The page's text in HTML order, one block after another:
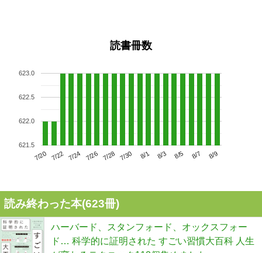
読書冊数
7/20 7/22 7/24 7/26 7/28 7/30 8/1 8/3 8/5 8/7 8/9
621.5
622.0
622.5
623.0
読み終わった本(623冊)
ハーバード、スタンフォード、オックスフォー
ド… 科学的に証明された すごい習慣大百科 人生